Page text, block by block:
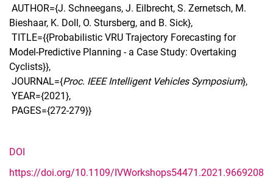
AUTHOR={J. Schneegans, J. Eilbrecht, S. Zernetsch, M.
Bieshaar, K. Doll, O. Stursberg, and B. Sick},
TITLE={{Probabilistic VRU Trajectory Forecasting for
Model-Predictive Planning - a Case Study: Overtaking
Cyclists}},
JOURNAL={Proc. IEEE Intelligent Vehicles Symposium},
YEAR={2021},
PAGES={272-279}}
DOI
https://doi.org/10.1109/IVWorkshops54471.2021.9669208